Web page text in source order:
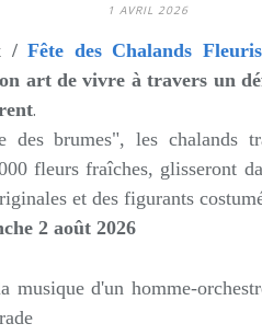
1 AVRIL 2026
/ Fête des Chalands Fleuris
art de vivre à travers un
.
des brumes", les chalands
fleurs fraîches, glisseront
et des figurants
2 août 2026
musique d'un homme-